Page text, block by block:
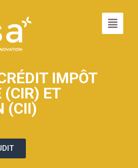
IMPÔT
(CIR) ET
(CII)